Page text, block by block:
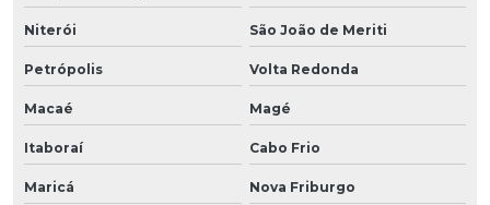
Niterói São João de Meriti
Petrópolis Volta Redonda
Macaé Magé
Itaboraí Cabo Frio
Maricá Nova Friburgo